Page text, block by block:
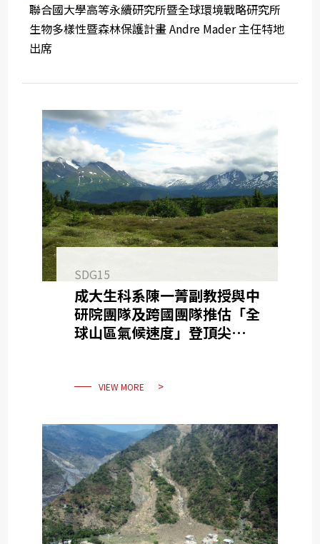
聯合國大學高等永續研究所暨全球環境戰略研究所
生物多樣性暨森林保護計畫 Andre Mader 主任特地
出席
SDG15
成大生科系陳一菁副教授與中
研院團隊及跨國團隊推估「全
球山區氣候速度」登頂尖期刊
VIEW MORE